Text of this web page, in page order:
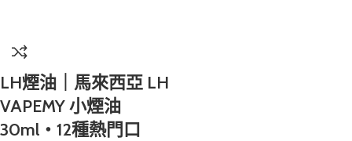
LH煙油｜馬來西亞 LH
VAPEMY 小煙油
30ml・12種熱門口